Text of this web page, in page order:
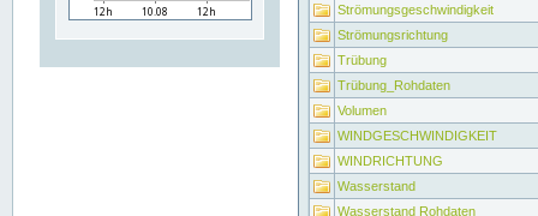
Strömungsgeschwindigkeit
Strömungsrichtung
Trübung
Trübung_Rohdaten
Volumen
WINDGESCHWINDIGKEIT
WINDRICHTUNG
Wasserstand
Wasserstand Rohdaten